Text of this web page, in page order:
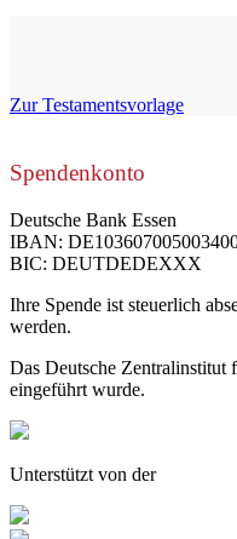
Zur Testamentsvorlage
Spendenkonto
Deutsche Bank Essen
IBAN:
BIC: DEUTDEDEXXX
Ihre Spende ist steuerlich
werden.
Das Deutsche Zentralinstitut
eingeführt wurde.
Unterstützt von der